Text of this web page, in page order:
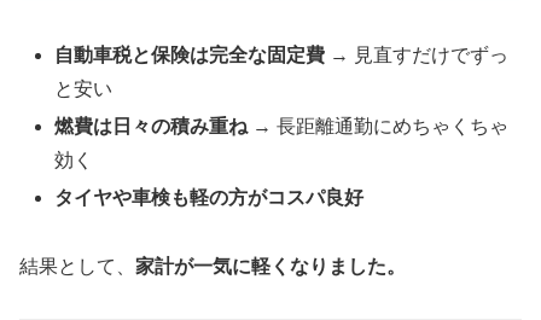
自動車税と保険は完全な固定費 → 見直すだけでずっ
と安い
燃費は日々の積み重ね → 長距離通勤にめちゃくちゃ
効く
タイヤや車検も軽の方がコスパ良好
結果として、 家計が一気に軽くなりました。